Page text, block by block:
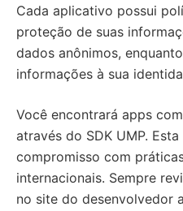
Cada aplicativo possui
proteção de suas
dados anônimos,
informações à sua
Você encontrará apps
através do SDK UMP.
compromisso com
internacionais. Sempre
no site do desenvolvedor